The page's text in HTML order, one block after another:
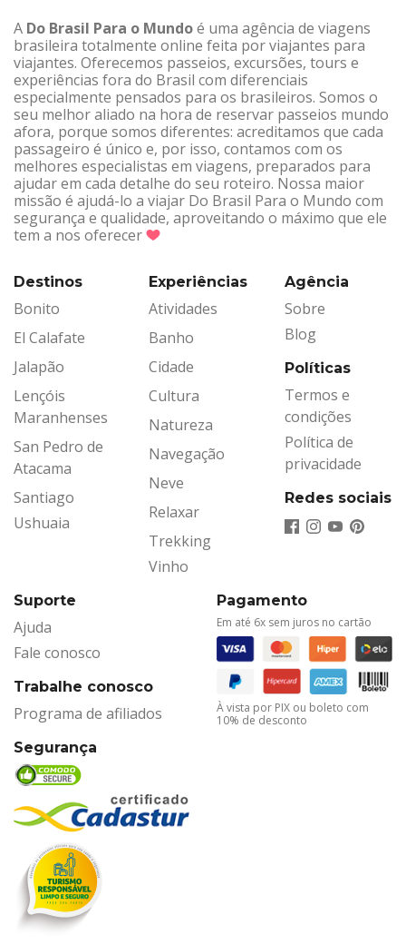
A Do Brasil Para o Mundoé uma agência de viagens
brasileira totalmente online feita por viajantes para
viajantes. Oferecemos passeios, excursões, tours e
experiências fora do Brasil com diferenciais
especialmente pensados para os brasileiros. Somos o
seu melhor aliado na hora de reservar passeios mundo
afora, porque somos diferentes: acreditamos que cada
passageiro é único e, por isso, contamos com os
melhores especialistas em viagens, preparados para
ajudar em cada detalhe do seu roteiro. Nossa maior
missão é ajudá-lo a viajar Do Brasil Para o Mundo com
segurança e qualidade, aproveitando o máximo que ele
tem a nos oferecer
Destinos
Bonito
El Calafate
Jalapão
Lençóis
Maranhenses
San Pedro de
Atacama
Santiago
Ushuaia
Experiências
Atividades
Banho
Cidade
Cultura
Natureza
Navegação
Neve
Relaxar
Trekking
Vinho
Agência
Sobre
Blog
Políticas
Termos e
condições
Política de
privacidade
Redes sociais
Suporte
Ajuda
Fale conosco
Trabalhe conosco
Programa de afiliados
Segurança
Pagamento
Em até 6x sem juros no cartão
À vista por PIX ou boleto com
10% de desconto